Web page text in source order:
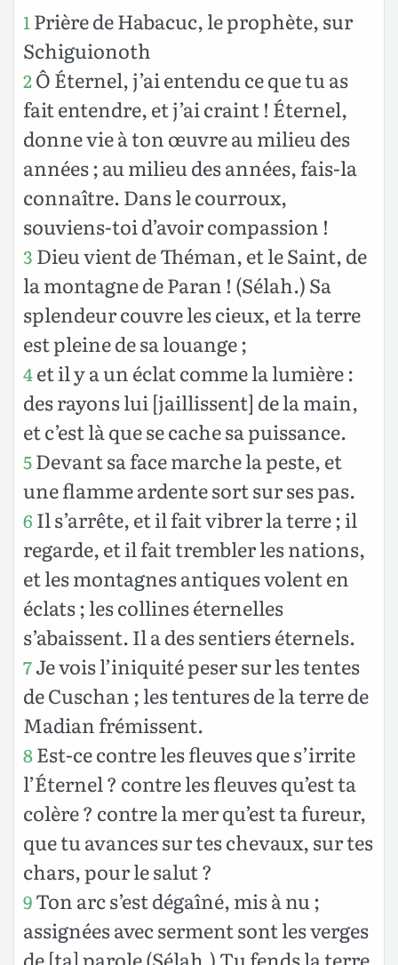
1 Prière de Habacuc, le prophète, sur
Schiguionoth
2Ô Éternel, j’ai entendu ce que tu as
fait entendre, et j’ai craint ! Éternel,
donne vie à ton œuvre au milieu des
années ; au milieu des années, fais-la
connaître. Dans le courroux,
souviens-toi d’avoir compassion !
3 Dieu vient de Théman, et le Saint, de
la montagne de Paran ! (Sélah.) Sa
splendeur couvre les cieux, et la terre
est pleine de sa louange ;
4et il y a un éclat comme la lumière :
des rayons lui [jaillissent] de la main,
et c’est là que se cache sa puissance.
5Devant sa face marche la peste, et
une flamme ardente sort sur ses pas.
6 Il s’arrête, et il fait vibrerla terre ; il
regarde, et il fait trembler les nations,
et les montagnes antiques volent en
éclats ; les collines éternelles
s’abaissent. Il a des sentiers éternels.
7Je vois l’iniquité peser sur les tentes
de Cuschan ; les tentures de la terre de
Madian frémissent.
8Est-ce contre les fleuves que s’irrite
l’Éternel ? contre les fleuves qu’est ta
colère ? contre la mer qu’est ta fureur,
que tu avances sur tes chevaux, sur tes
chars, pour le salut ?
9Ton arc s’est dégaîné, mis à nu ;
assignées avec serment sont les verges
de [ta] parole(Sélah.) Tu fends la terre